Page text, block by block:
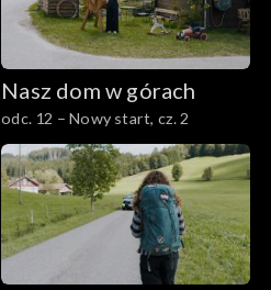
Nasz dom w górach
odc. 12 – Nowy start, cz. 2